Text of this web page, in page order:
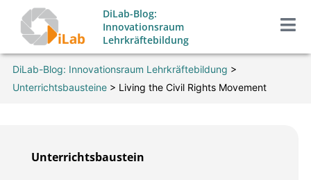
Inhalt
springen
DiLab-Blog:
Innovationsraum
Lehrkräftebildung
DiLab-Blog: Innovationsraum Lehrkräftebildung >
Unterrichtsbausteine> Living the Civil Rights Movement
Unterrichtsbaustein